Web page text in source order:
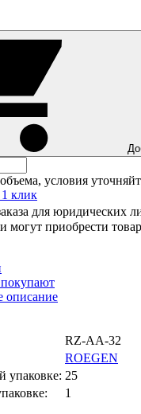
условия
клик
для юридических
могут приобрести товар
описание
RZ-AA-32
ROEGEN
упаковке: 25
1